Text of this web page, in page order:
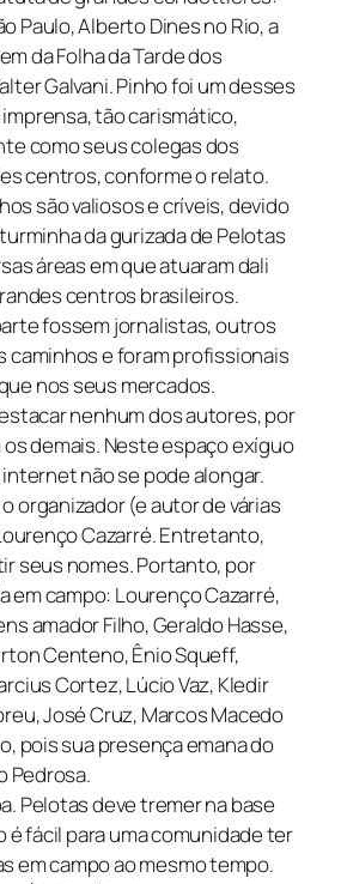
Paulo, Alberto Dines no Rio, a
daFolha da Tardedos
Galvani. Pinho foi um desses
tão carismático,
como seus colegas dos
centros, conforme o relato.
são valiosos e críveis, devido
da gurizada de Pelotas
áreas em que atuaram dali
centros brasileiros.
fossem jornalistas, outros
caminhos e foram profissionais
nos seus mercados.
nenhum dos autores, por
demais. Neste espaço exíguo
não se pode alongar.
organizador (e autor de várias
Cazarré. Entretanto,
seus nomes. Portanto, por
em campo: Lourenço Cazarré,
amador Filho, Geraldo Hasse,
Centeno, Ênio Squeff,
Cortez, Lúcio Vaz, Kledir
José Cruz, Marcos Macedo
pois sua presença emana do
Pedrosa.
Pelotas deve tremer na base
é fácil para uma comunidade ter
em campo ao mesmo tempo.